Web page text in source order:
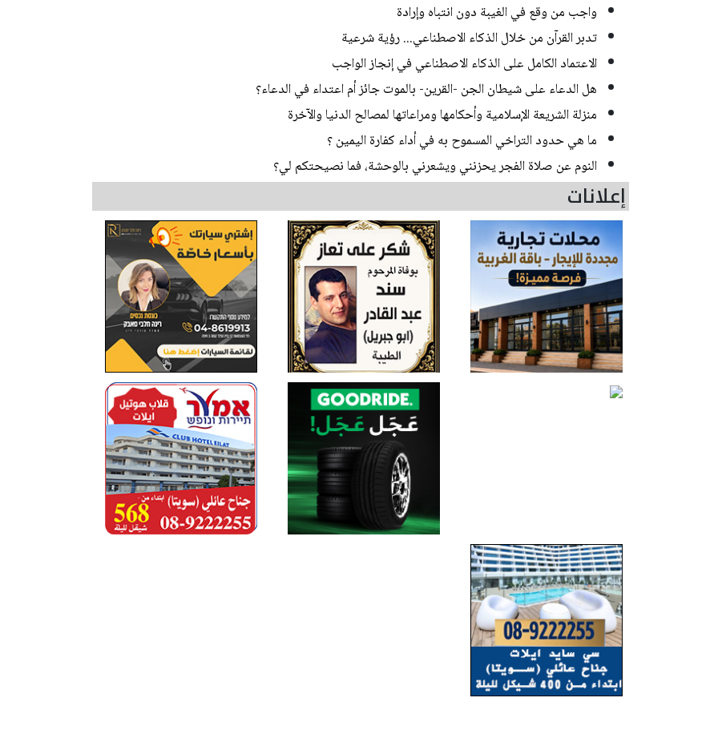
واجب من وقع في الغيبة دون انتباه وإرادة
تدبر القرآن من خلال الذكاء الاصطناعي... رؤية شرعية
الاعتماد الكامل على الذكاء الاصطناعي في إنجاز الواجب
هل الدعاء على شيطان الجن -القرين- بالموت جائز أم اعتداء في الدعاء؟
منزلة الشريعة الإسلامية وأحكامها ومراعاتها لمصالح الدنيا والآخرة
ما هي حدود التراخي المسموح به في أداء كفارة اليمين ؟
النوم عن صلاة الفجر يحزنني ويشعرني بالوحشة، فما نصيحتكم لي؟
إعلانات